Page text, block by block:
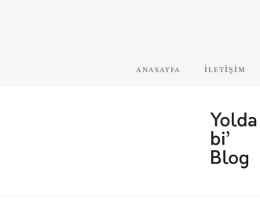
ANASAYFA İLETIŞIM